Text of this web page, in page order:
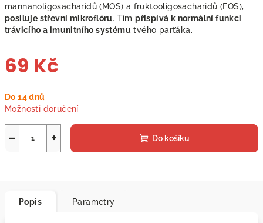
mannanoligosacharidů (MOS) a fruktooligosacharidů (FOS),
posiluje střevní mikroflóru. Tímpřispívá k normální funkci
trávicího a imunitního systému tvého parťáka.
69 Kč
cena:
Do 14 dnů
Možnosti doručení
+
− Do košíku
Popis Parametry